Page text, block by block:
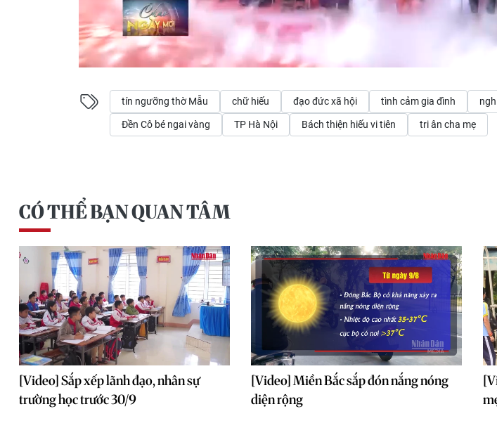
tín ngưỡng thờ Mẫu chữ hiếu đạo đức xã hội tình cảm gia đình
Đền Cô bé ngai vàng TP Hà Nội Bách thiện hiếu vi tiên tri ân cha mẹ
CÓ THỂ BẠN QUAN TÂM
[Video] Sắp xếp lãnh đạo, nhân sự
trường học trước 30/9
[Video] Miền Bắc sắp đón nắng nóng
diện rộng